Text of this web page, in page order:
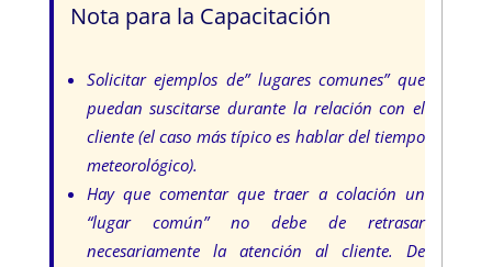
Nota para la Capacitación
Solicitar ejemplos de” lugares comunes” que
puedan suscitarse durante la relación con el
cliente (el caso más típico es hablar del tiempo
meteorológico).
Hay que comentar que traer a colación un
“lugar común” no debe de retrasar
necesariamente la atención al cliente. De